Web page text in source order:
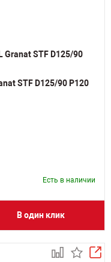
STF D125/90 P120
Есть в наличии
В один клик